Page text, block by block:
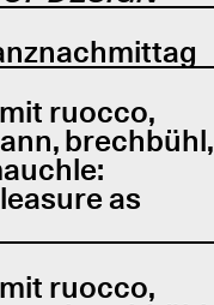
ruocco,
brechbühl,
as
ruocco,